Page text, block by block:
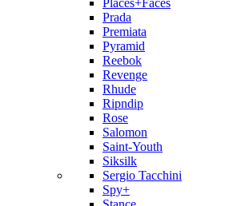
Places+Faces
Prada
Premiata
Pyramid
Reebok
Revenge
Rhude
Ripndip
Rose
Salomon
Saint-Youth
Siksilk
Sergio Tacchini
Spy+